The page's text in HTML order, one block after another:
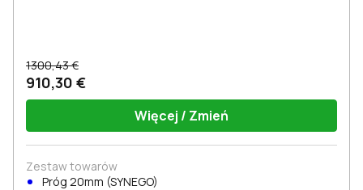
1300,43 €
910,30 €
Więcej / Zmień
Zestaw towarów
Próg 20mm (SYNEGO)